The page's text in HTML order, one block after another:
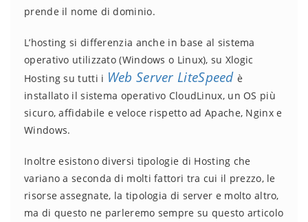
prende il nome di dominio.
L’hosting si differenzia anche in base al sistema
operativo utilizzato (Windows o Linux), su Xlogic
Hosting su tutti i Web Server LiteSpeed è
installato il sistema operativo CloudLinux, un OS più
sicuro, affidabile e veloce rispetto ad Apache, Nginx e
Windows.
Inoltre esistono diversi tipologie di Hosting che
variano a seconda di molti fattori tra cui il prezzo, le
risorse assegnate, la tipologia di server e molto altro,
ma di questo ne parleremo sempre su questo articolo